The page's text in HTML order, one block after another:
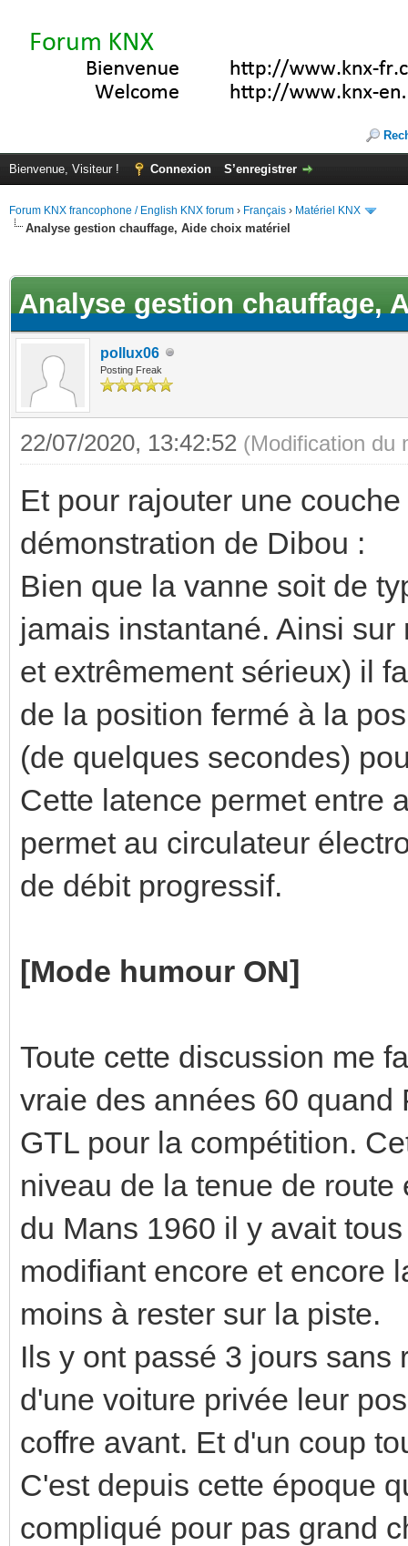
Bienvenue, Visiteur ! Connexion S’enregistrer
Forum KNX francophone / English KNX forum › Français › Matériel KNX
Analyse gestion chauffage, Aide choix matériel
Analyse gestion chauffage,
pollux06
Posting Freak
22/07/2020, 13:42:52 (Modification du
Et pour rajouter une
démonstration de Dibou :
Bien que la vanne soit de
jamais instantané. Ainsi
et extrêmement sérieux) il
de la position fermé à la
(de quelques secondes)
Cette latence permet entre
permet au circulateur
de débit progressif.
[Mode humour ON]
Toute cette discussion me
vraie des années 60
GTL pour la compétition.
niveau de la tenue de
du Mans 1960 il y avait
modifiant encore et encore
moins à rester sur la piste.
Ils y ont passé 3 jours
d'une voiture privée leur
coffre avant. Et d'un coup
C'est depuis cette époque
compliqué pour pas grand